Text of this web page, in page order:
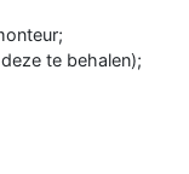
te behalen);